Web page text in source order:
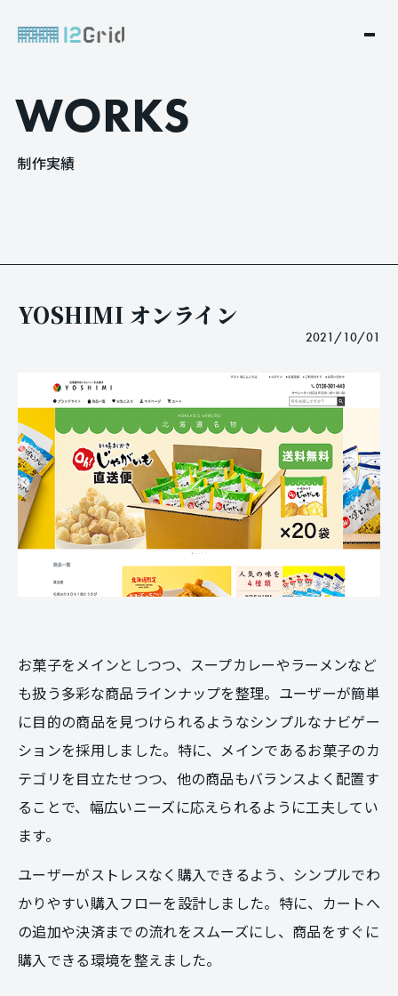
WORKS
制作実績
YOSHIMI オンライン
2021/10/01
お菓子をメインとしつつ、スープカレーやラーメンなど
も扱う多彩な商品ラインナップを整理。ユーザーが簡単
に目的の商品を見つけられるようなシンプルなナビゲー
ションを採用しました。特に、メインであるお菓子のカ
テゴリを目立たせつつ、他の商品もバランスよく配置す
ることで、幅広いニーズに応えられるように工夫してい
ます。
ユーザーがストレスなく購入できるよう、シンプルでわ
かりやすい購入フローを設計しました。特に、カートへ
の追加や決済までの流れをスムーズにし、商品をすぐに
購入できる環境を整えました。